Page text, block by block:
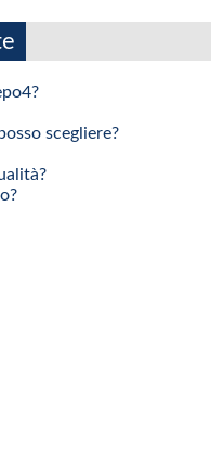
scegliere?